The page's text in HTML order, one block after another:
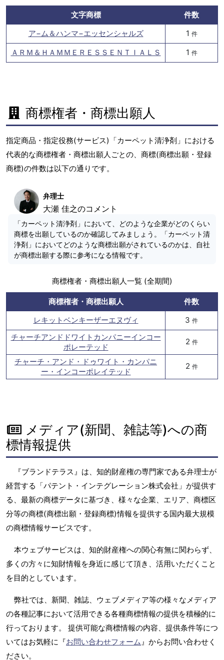
文字商標
件数
ア−ム＆ハンマ−エッセンシャルズ
1 件
ＡＲＭ＆ＨＡＭＭＥＲＥＳＳＥＮＴＩＡＬＳ 1 件
商標権者・商標出願人
指定商品・指定役務(サービス)「カーペット清浄剤」における
代表的な商標権者・商標出願人ごとの、商標(商標出願・登録
商標)の件数は以下の通りです。
弁理士
大瀬 佳之のコメント
「カーペット清浄剤」において、どのような企業がどのくらい
商標を出願しているのか確認してみましょう。「カーペット清
浄剤」においてどのような商標出願がされているのかは、自社
が商標出願する際に参考になる情報です。
商標権者・商標出願人一覧 (全期間)
商標権者・商標出願人
件数
レキットベンキーザーエヌヴィ
3 件
チャーチアンドドワイトカンパニーインコー
ポレーテッド
2 件
チャーチ・アンド・ドゥワイト・カンパニ
ー・インコーポレイテッド
2 件
メディア(新聞、雑誌等)への商
標情報提供
『ブランドテラス』は、知的財産権の専門家である弁理士が
経営する「パテント・インテグレーション株式会社」が提供す
る、最新の商標データに基づき、様々な企業、エリア、商標区
分等の商標(商標出願・登録商標)情報を提供する国内最大規模
の商標情報サービスです。
本ウェブサービスは、知的財産権への関心有無に関わらず、
多くの方々に知財情報を身近に感じて頂き、活用いただくこと
を目的としています。
弊社では、新聞、雑誌、ウェブメディア等の様々なメディア
の各種記事において活用できる各種商標情報の提供を積極的に
行っております。 提供可能な商標情報の内容、提供条件等につ
いてはお気軽に『お問い合わせフォーム』からお問い合わせく
ださい。